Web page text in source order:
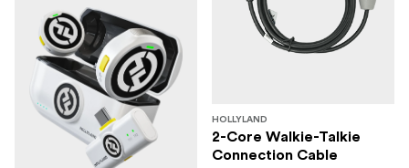
HOLLYLAND
2-Core Walkie-Talkie
Connection Cable